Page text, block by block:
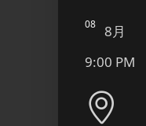
08
8月
9:00 PM